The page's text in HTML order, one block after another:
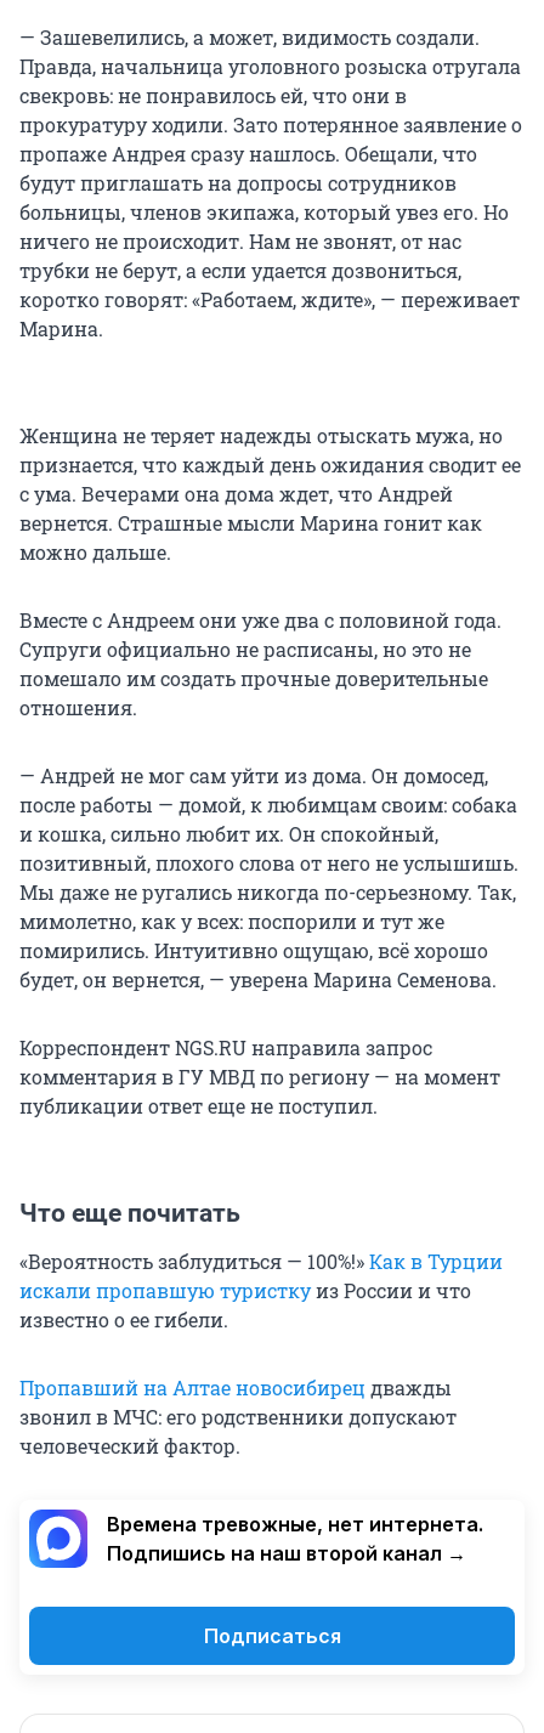
— Зашевелились, а может, видимость создали.
Правда, начальница уголовного розыска отругала
свекровь: не понравилось ей, что они в
прокуратуру ходили. Зато потерянное заявление о
пропаже Андрея сразу нашлось. Обещали, что
будут приглашать на допросы сотрудников
больницы, членов экипажа, который увез его. Но
ничего не происходит. Нам не звонят, от нас
трубки не берут, а если удается дозвониться,
коротко говорят: «Работаем, ждите», — переживает
Марина.
Женщина не теряет надежды отыскать мужа, но
признается, что каждый день ожидания сводит ее
с ума. Вечерами она дома ждет, что Андрей
вернется. Страшные мысли Марина гонит как
можно дальше.
Вместе с Андреем они уже два с половиной года.
Супруги официально не расписаны, но это не
помешало им создать прочные доверительные
отношения.
— Андрей не мог сам уйти из дома. Он домосед,
после работы — домой, к любимцам своим: собака
и кошка, сильно любит их. Он спокойный,
позитивный, плохого слова от него не услышишь.
Мы даже не ругались никогда по-серьезному. Так,
мимолетно, как у всех: поспорили и тут же
помирились. Интуитивно ощущаю, всё хорошо
будет, он вернется, — уверена Марина Семенова.
Корреспондент NGS.RU направила запрос
комментария в ГУ МВД по региону — на момент
публикации ответ еще не поступил.
Что еще почитать
«Вероятность заблудиться — 100%!»Как в Турции
искали пропавшую туристкуиз России и что
известно о ее гибели.
Пропавший на Алтае новосибирец дважды
звонил в МЧС: его родственники допускают
человеческий фактор.
Времена тревожные, нет интернета.
Подпишись на наш второй канал →
Подписаться